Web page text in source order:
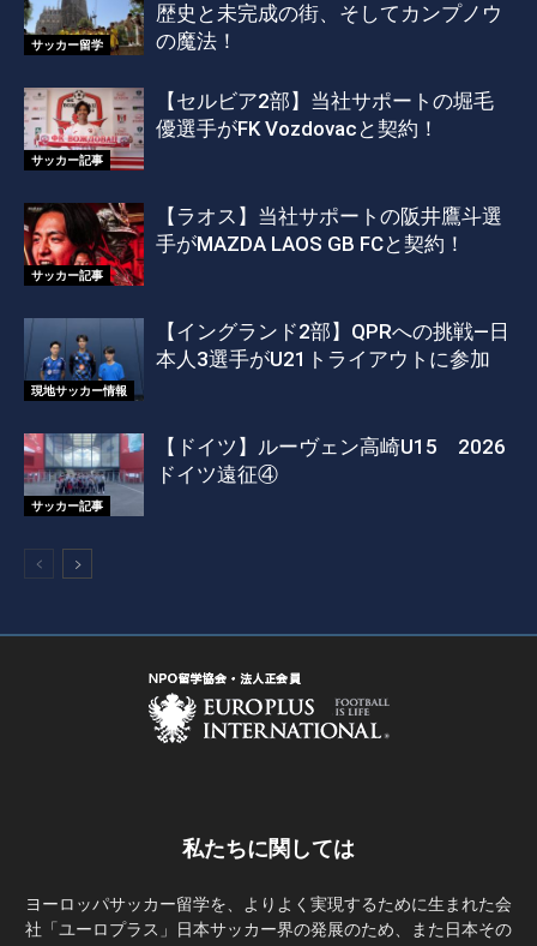
サッカー留学
歴史と未完成の街、そしてカンプノウ
の魔法！
サッカー記事
【セルビア2部】当社サポートの堀毛
優選手がFK Vozdovacと契約！
サッカー記事
【ラオス】当社サポートの阪井鷹斗選
手がMAZDA LAOS GB FCと契約！
現地サッカー情報
【イングランド2部】QPRへの挑戦―日
本人3選手がU21トライアウトに参加
サッカー記事
【ドイツ】ルーヴェン高崎U15 2026
ドイツ遠征④
私たちに関しては
ヨーロッパサッカー留学を、よりよく実現するために生まれた会
社「ユーロプラス」日本サッカー界の発展のため、また日本その